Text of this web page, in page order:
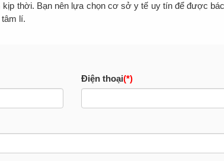
kịp thời. Bạn nên lựa chọn cơ sở y tế uy tín để được
lí.
Điện thoại(*)